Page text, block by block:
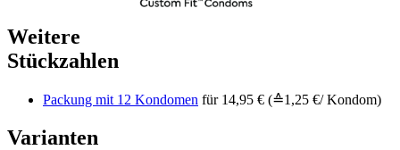
Weitere
Stückzahlen
Packung mit 12 Kondomen für 14,95 € (≙1,25 €/ Kondom)
Varianten